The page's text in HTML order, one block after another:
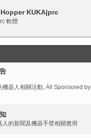
KUKA|prc
軟體
機器人相關活動, All Sponsored by
人的新聞及機器手臂相關應用